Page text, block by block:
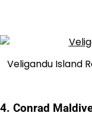
Veligandu Island
4. Conrad